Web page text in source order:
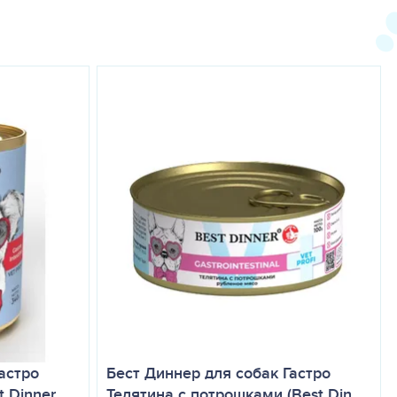
Перед применением лечебной диеты
Бест Диннер для собак Гастро